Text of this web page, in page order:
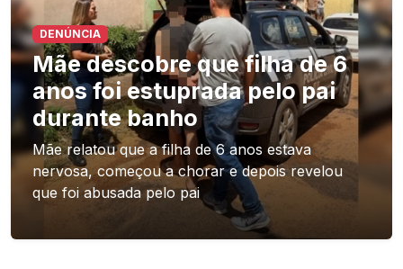
DENÚNCIA
Mãe descobre que filha de 6
anos foi estuprada pelo pai
durante banho
Mãe relatou que a filha de 6 anos estava
nervosa, começou a chorar e depois revelou
que foi abusada pelo pai